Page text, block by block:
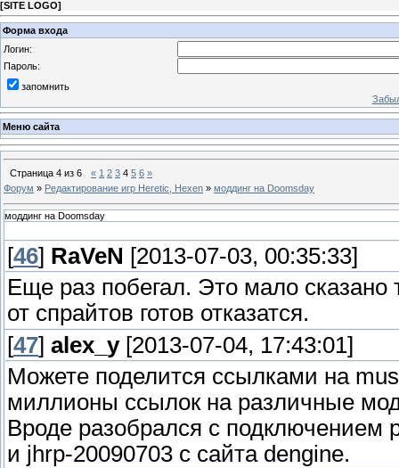
[SITE LOGO]
Форма входа
Логин:
Пароль:
запомнить
Меню сайта
Страница 4 из 6 « 1 2 3 4 5 6 »
Форум » Редактирование игр Heretic, Hexen » моддинг на Doomsday
моддинг на Doomsday
[46] RaVeN [2013-07-03, 00:35:33]
Еще раз побегал. Это мало
от спрайтов готов отказатся.
[47] alex_y[2013-07-04, 17:43:01]
Можете поделится ссылками на
миллионы ссылок на различные
Вроде разобрался с подключением
и jhrp-20090703 с сайта dengine.